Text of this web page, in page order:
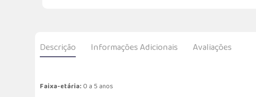
Descrição Informações Adicionais Avaliações
Faixa-etária: 0 a 5 anos